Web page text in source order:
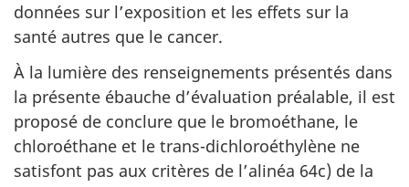
données sur l’exposition et les effets sur la
santé autres que le cancer.
À la lumière des renseignements présentés dans
la présente ébauche d’évaluation préalable, il est
proposé de conclure que le bromoéthane, le
chloroéthane et le trans-dichloroéthylène ne
satisfont pas aux critères de l’alinéa 64c) de la